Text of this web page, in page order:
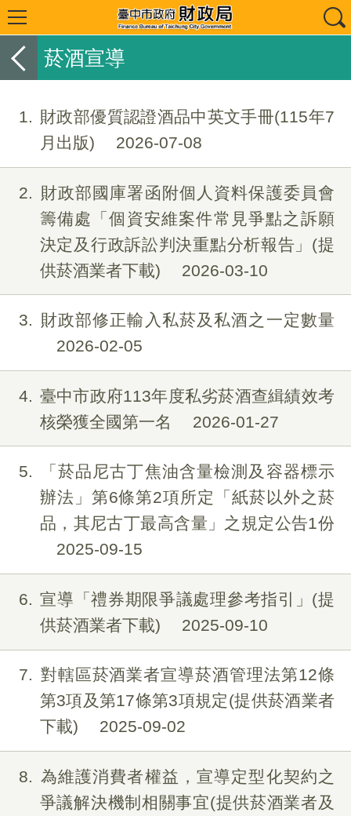
菸酒宣導
1
財政部優質認證酒品中英文手冊(115年7
月出版)
2026-07-08
2
財政部國庫署函附個人資料保護委員會
籌備處「個資安維案件常見爭點之訴願
決定及行政訴訟判決重點分析報告」(提
供菸酒業者下載)
2026-03-10
3
財政部修正輸入私菸及私酒之一定數量
2026-02-05
4
臺中市政府113年度私劣菸酒查緝績效考
核榮獲全國第一名
2026-01-27
5
「菸品尼古丁焦油含量檢測及容器標示
辦法」第6條第2項所定「紙菸以外之菸
品，其尼古丁最高含量」之規定公告1份
2025-09-15
6
宣導「禮券期限爭議處理參考指引」(提
供菸酒業者下載)
2025-09-10
7
對轄區菸酒業者宣導菸酒管理法第12條
第3項及第17條第3項規定(提供菸酒業者
下載)
2025-09-02
8
為維護消費者權益，宣導定型化契約之
爭議解決機制相關事宜(提供菸酒業者及